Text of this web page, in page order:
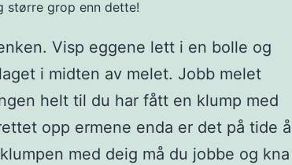
større grop enn dette!
Visp eggene lett i en bolle og
i midten av melet. Jobb melet
helt til du har fått en klump med
opp ermene enda er det på tide å
med deig må du jobbe og kna